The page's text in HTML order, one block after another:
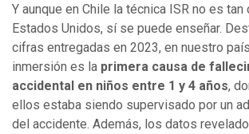
Y aunque en Chile la técnica ISR no es tan
Estados Unidos, sí se puede enseñar.
cifras entregadas en 2023, en nuestro
inmersión es la primera causa de
accidental en niños entre 1 y 4 años,
ellos estaba siendo supervisado por un
del accidente. Además, los datos